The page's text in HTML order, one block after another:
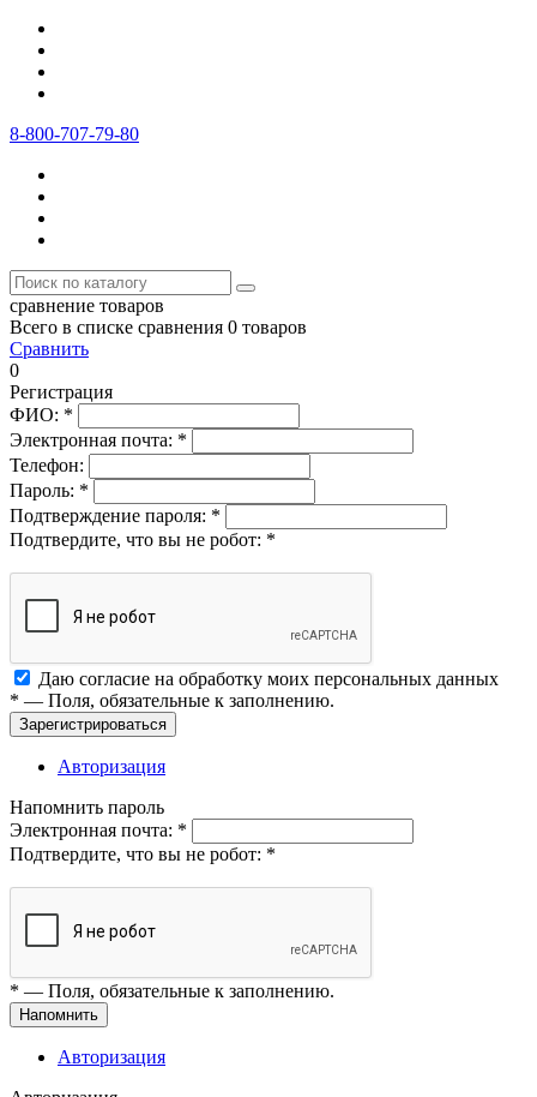
8-800-707-79-80
сравнение товаров
Всего в списке сравнения 0 товаров
Сравнить
0
Регистрация
ФИО: *
Электронная почта: *
Телефон:
Пароль: *
Подтверждение пароля: *
Подтвердите, что вы не робот: *
Даю согласие на обработку моих персональных данных
* — Поля, обязательные к заполнению.
Зарегистрироваться
Авторизация
Напомнить пароль
Электронная почта: *
Подтвердите, что вы не робот: *
* — Поля, обязательные к заполнению.
Напомнить
Авторизация